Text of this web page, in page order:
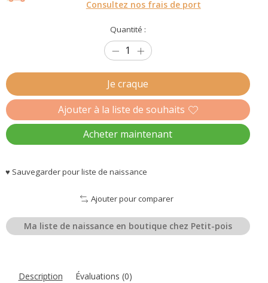
Consultez nos frais de port
Quantité :
Je craque
Ajouter à la liste de souhaits
Acheter maintenant
♥ Sauvegarder pour liste de naissance
Ajouter pour comparer
Ma liste de naissance en boutique chez Petit-pois
Description Évaluations (0)